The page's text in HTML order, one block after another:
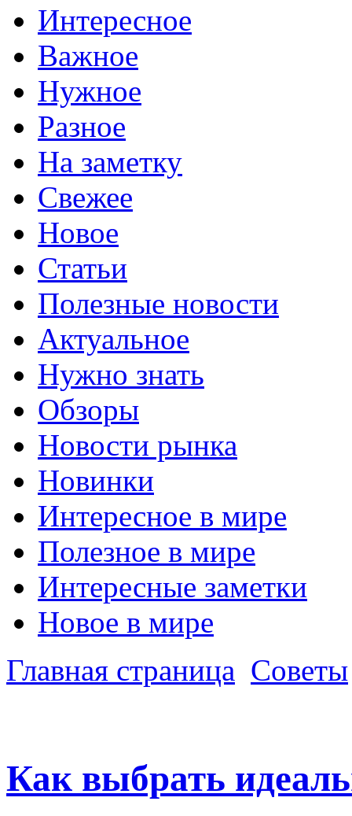
Интересное
Важное
Нужное
Разное
На заметку
Свежее
Новое
Статьи
Полезные новости
Актуальное
Нужно знать
Обзоры
Новости рынка
Новинки
Интересное в мире
Полезное в мире
Интересные заметки
Новое в мире
Главная страница Советы
Как выбрать